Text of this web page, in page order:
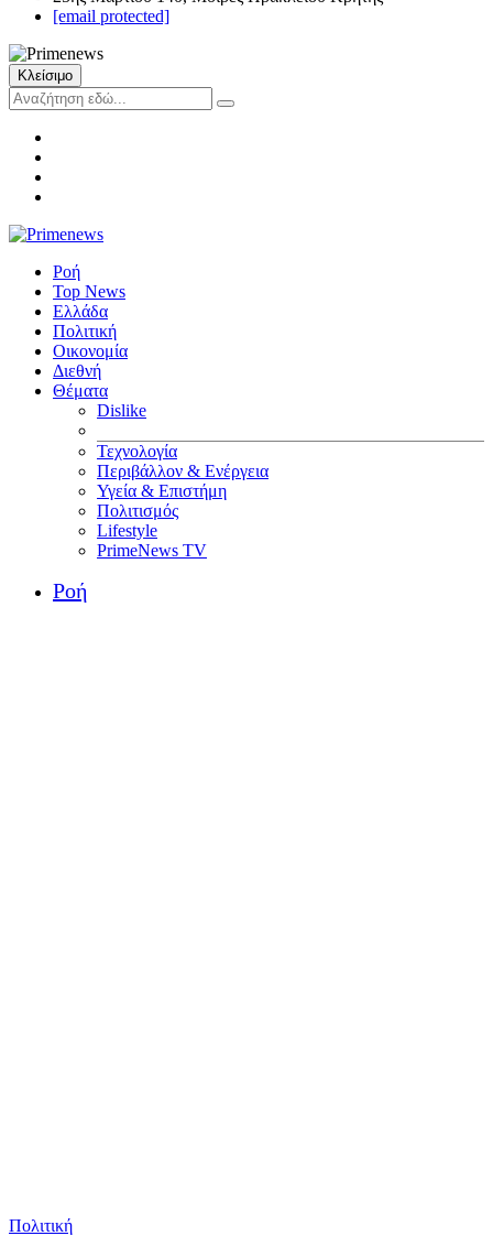
[email protected]
Κλείσιμο
Ροή
Top News
Ελλάδα
Πολιτική
Οικονομία
Διεθνή
Θέματα
Dislike
Τεχνολογία
Περιβάλλον & Ενέργεια
Υγεία & Επιστήμη
Πολιτισμός
Lifestyle
PrimeNews TV
Ροή
Πολιτική